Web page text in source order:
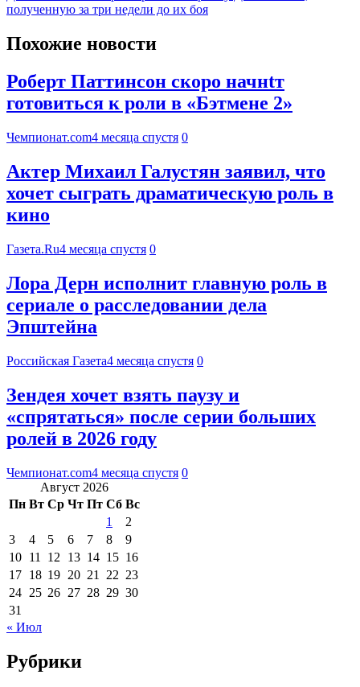
полученную за три недели до их боя
Похожие новости
Роберт Паттинсон скоро начнtт
готовиться к роли в «Бэтмене 2»
Чемпионат.com4 месяца спустя 0
Актер Михаил Галустян заявил, что
хочет сыграть драматическую роль в
кино
Газета.Ru4 месяца спустя 0
Лора Дерн исполнит главную роль в
сериале о расследовании дела
Эпштейна
Российская Газета4 месяца спустя 0
Зендея хочет взять паузу и
«спрятаться» после серии больших
ролей в 2026 году
Чемпионат.com4 месяца спустя 0
Август 2026
Пн Вт Ср Чт Пт Сб Вс
1
2
3
4 5 6 7 8
9
10 11 12 13 14 15 16
17 18 19 20 21 22 23
24 25 26 27 28 29 30
31
« Июл
Рубрики